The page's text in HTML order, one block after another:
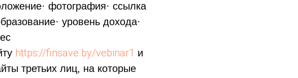
фотография· ссылка
уровень дохода·
https://finsave.by/vebinar1 и
третьих лиц, на которые